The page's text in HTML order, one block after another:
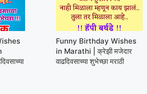
Funny Birthday Wishes
in Marathi | क्रेझी मजेदार
वाढदिवसाच्या शुभेच्छा मराठी